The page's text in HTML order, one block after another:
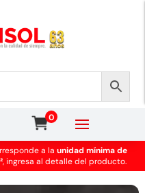
0
a launidad mínima de
, ingresa al detalle del producto.